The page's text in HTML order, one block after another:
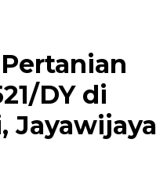
DY di
Jayawijaya